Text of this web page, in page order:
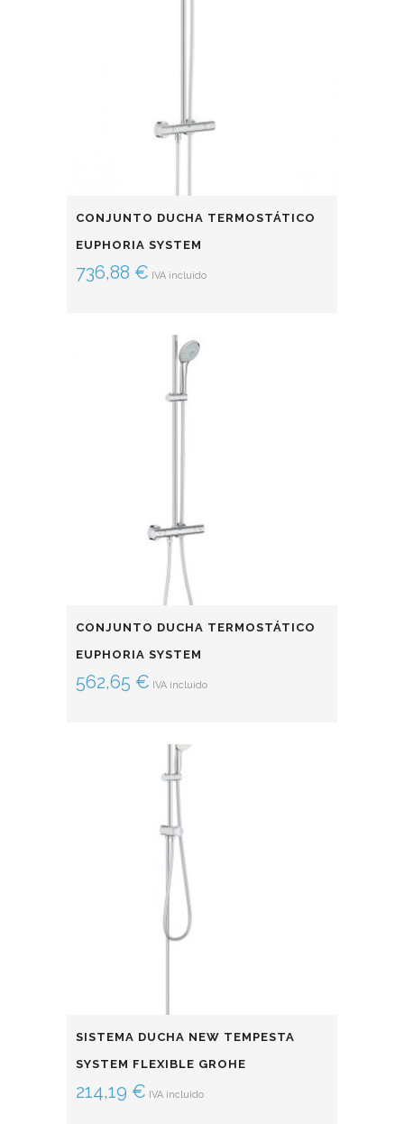
CONJUNTO DUCHA TERMOSTÁTICO
EUPHORIA SYSTEM
736,88 € IVA incluido
CONJUNTO DUCHA TERMOSTÁTICO
EUPHORIA SYSTEM
562,65 € IVA incluido
SISTEMA DUCHA NEW TEMPESTA
SYSTEM FLEXIBLE GROHE
214,19 € IVA incluido